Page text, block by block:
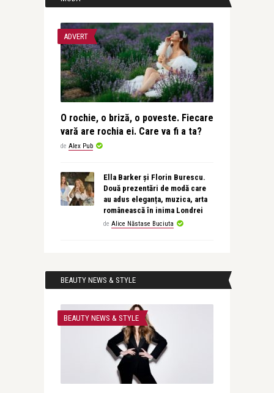
ADVERT
O rochie, o briză, o poveste. Fiecare
vară are rochia ei. Care va fi a ta?
de Alex Pub
Ella Barker și Florin Burescu.
Două prezentări de modă care
au adus eleganța, muzica, arta
românească în inima Londrei
de Alice Năstase Buciuta
BEAUTY NEWS & STYLE
BEAUTY NEWS & STYLE